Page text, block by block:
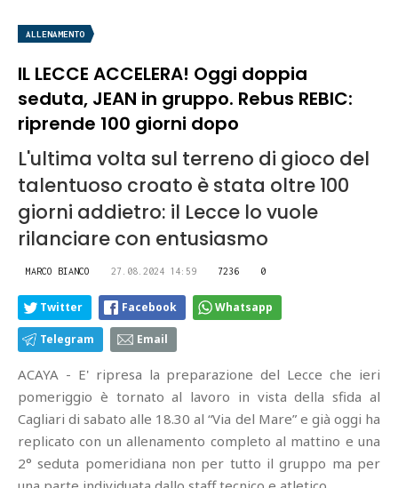
ALLENAMENTO
IL LECCE ACCELERA! Oggi doppia
seduta, JEAN in gruppo. Rebus REBIC:
riprende 100 giorni dopo
L'ultima volta sul terreno di gioco del
talentuoso croato è stata oltre 100
giorni addietro: il Lecce lo vuole
rilanciare con entusiasmo
MARCO BIANCO 27.08.2024 14:59 7236 0
Twitter Facebook Whatsapp
Telegram Email
ACAYA - E' ripresa la preparazione del Lecce che ieri
pomeriggio è tornato al lavoro in vista della sfida al
Cagliari di sabato alle 18.30 al “Via del Mare” e già oggi ha
replicato con un allenamento completo al mattino e una
2° seduta pomeridiana non per tutto il gruppo ma per